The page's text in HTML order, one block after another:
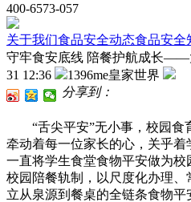
400-6573-057
关于我们食品安全动态食品安全
守牢食安底线 陪餐护航成长——
31 12:36
1396me皇家世界
分享到：
“舌尖平安”无小事，校园食
牵动着每一位家长的心，关乎
一直将学生食堂食物平安做为
校园陪餐轨制，以尺度化办理
立从泉源到餐桌的全链条食物